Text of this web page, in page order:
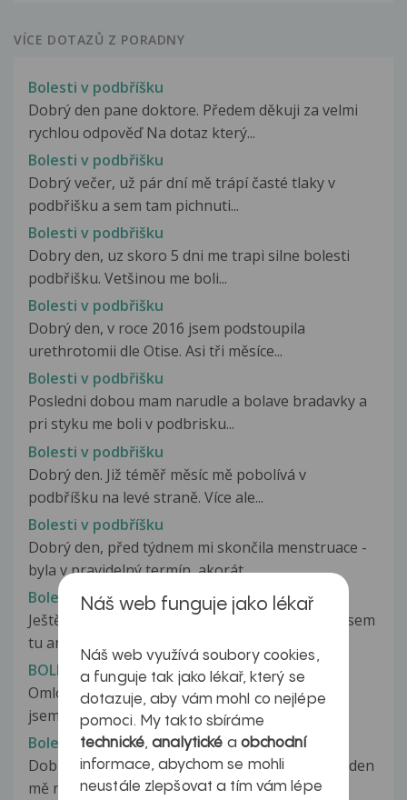
VÍCE DOTAZŮ Z PORADNY
Bolesti v podbříšku
Dobrý den pane doktore. Předem děkuji za velmi
rychlou odpověď Na dotaz který...
Bolesti v podbřišku
Dobrý večer, už pár dní mě trápí časté tlaky v
podbřišku a sem tam pichnuti...
Bolesti v podbřišku
Dobry den, uz skoro 5 dni me trapi silne bolesti
podbřišku. Vetšinou me boli...
Bolesti v podbřišku
Dobrý den, v roce 2016 jsem podstoupila
urethrotomii dle Otise. Asi tři měsíce...
Bolesti v podbřišku
Posledni dobou mam narudle a bolave bradavky a
pri styku me boli v podbrisku...
Bolesti v podbřišku
Dobrý den. Již téměř měsíc mě pobolívá v
podbříšku na levé straně. Více ale...
Bolesti v podbříšku
Dobrý den, před týdnem mi skončila menstruace -
byla v pravidelný termín, akorát...
Bolesti v podbřišku
Ještě jednou dobrý den pane doktore.Vysadila jsem
tu antikoncepci,jak jste psal.Nyní...
BOLESTI V PODBŘIŠKU
Omlouvám se, špatně jsem se vyjádřila.Dobrala
jsem plato antikoncepce,dostala...
Bolesti v podbříšku
Dobrý den, jsem ve 12 týdnu těhotenství a již týden
mě neustále a silně...
Náš web funguje jako lékař
Náš web využívá soubory cookies,
a funguje tak jako lékař, který se
dotazuje, aby vám mohl co nejlépe
pomoci. My takto sbíráme
technické,analytické a obchodní
informace, abychom se mohli
neustále zlepšovat a tím vám lépe